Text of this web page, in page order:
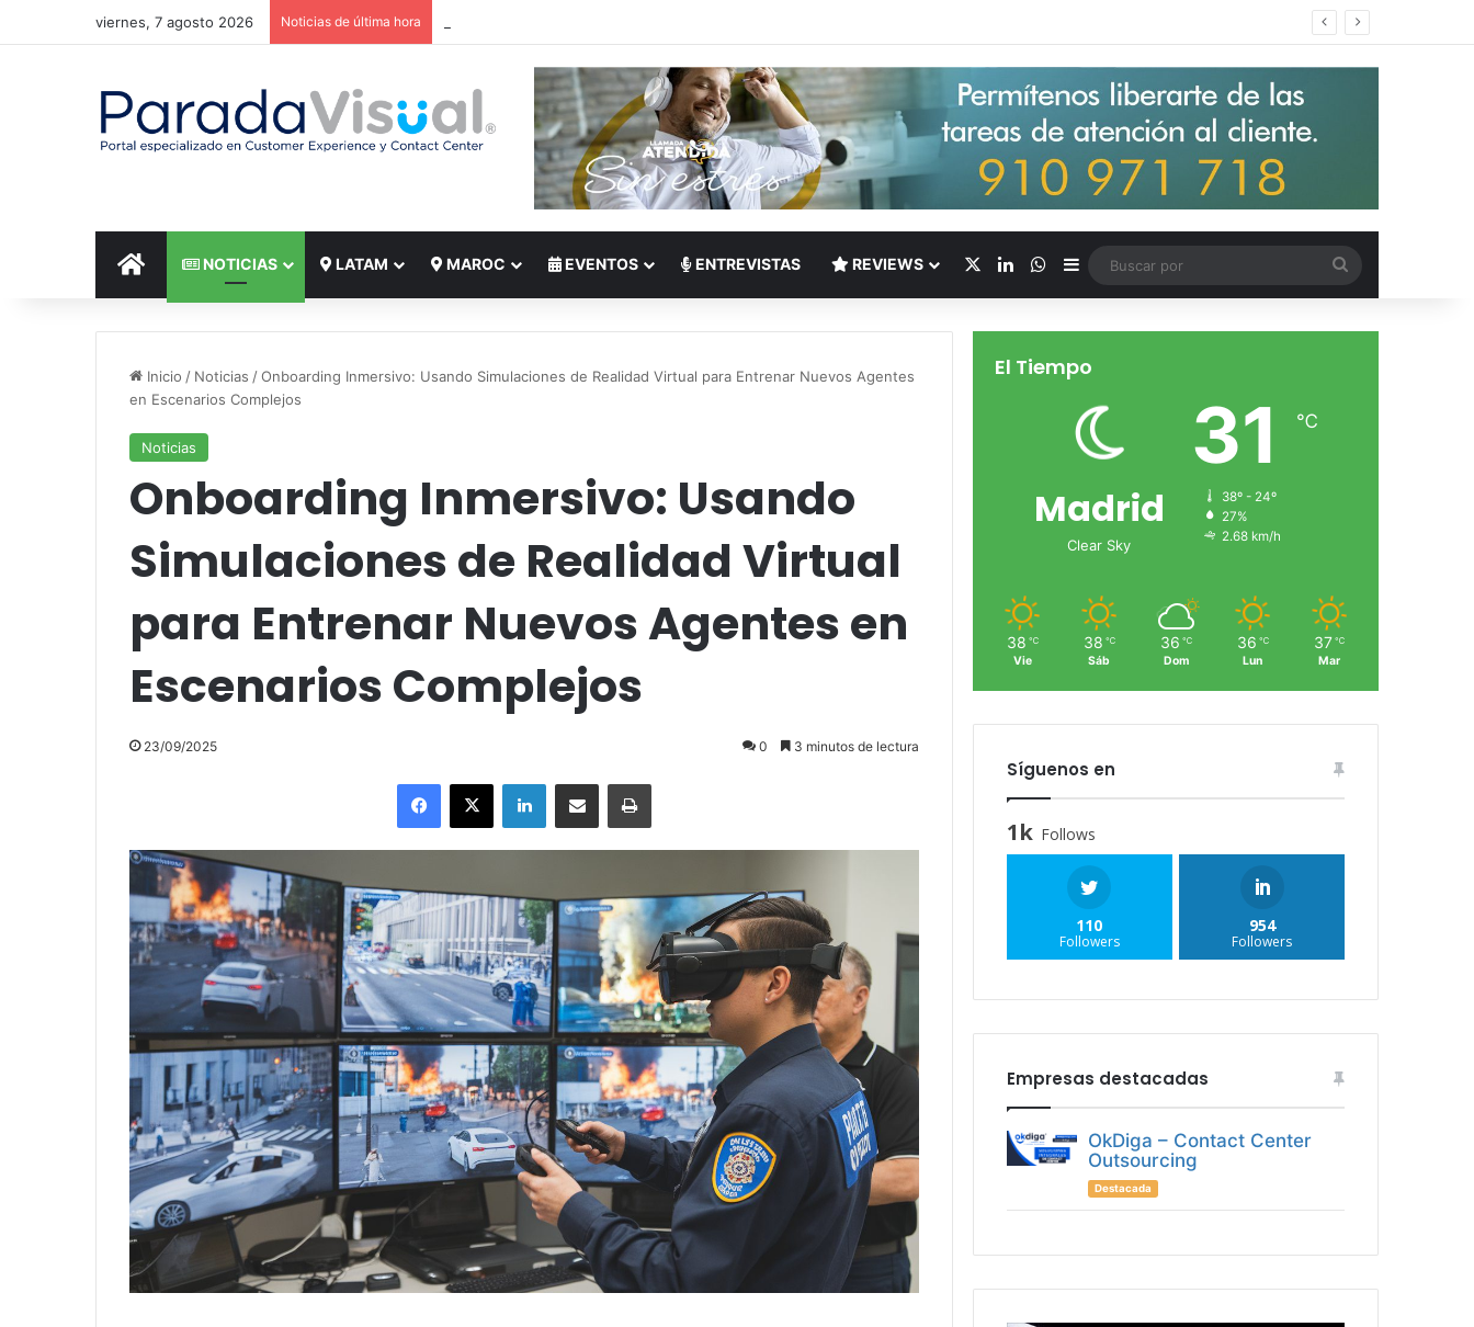
viernes, 7 agosto 2026 Noticias de última hora
INICIO NOTICIAS LATAM MAROC EVENTOS ENTREVISTAS REVIEWS LinkedInWhatsApp
Barra lateral
por
Inicio / Noticias /Onboarding Inmersivo: Usando Simulaciones de Realidad Virtual para Entrenar Nuevos Agentes
en Escenarios Complejos
Noticias
Onboarding Inmersivo: Usando
Simulaciones de Realidad Virtual
para Entrenar Nuevos Agentes en
Escenarios Complejos
23/09/2025 0 3 minutos de lectura
Facebook
X LinkedInCompartir por correo electrónicoImprimir
El Tiempo
Madrid
Clear Sky
31 ℃
38º - 24º
27%
2.68 km/h
38 ℃
Vie
38 ℃
Sáb
36 ℃
Dom
36 ℃
Lun
37 ℃
Mar
Síguenos en
1k Follows
110
Followers
954
Followers
Empresas destacadas
OkDiga – Contact Center
Outsourcing
Destacada